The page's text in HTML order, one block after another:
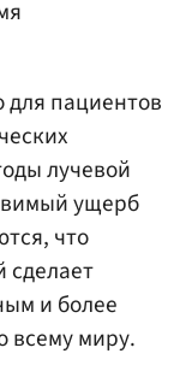
пациентов
лучевой
ущерб
что
сделает
и более
всему миру.